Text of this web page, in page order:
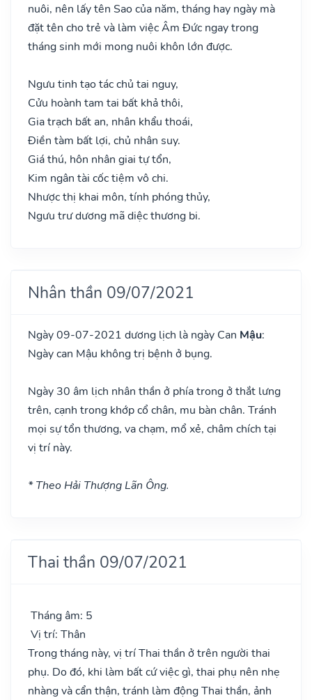
nuôi, nên lấy tên Sao của năm, tháng hay ngày mà
đặt tên cho trẻ và làm việc Âm Đức ngay trong
tháng sinh mới mong nuôi khôn lớn được.
Ngưu tinh tạo tác chủ tai nguy,
Cửu hoành tam tai bất khả thôi,
Gia trạch bất an, nhân khẩu thoái,
Điền tàm bất lợi, chủ nhân suy.
Giá thú, hôn nhân giai tự tổn,
Kim ngân tài cốc tiệm vô chi.
Nhược thị khai môn, tính phóng thủy,
Ngưu trư dương mã diệc thương bi.
Nhân thần 09/07/2021
Ngày 09-07-2021 dương lịch là ngày Can Mậu:
Ngày can Mậu không trị bệnh ở bụng.
Ngày 30 âm lịch nhân thần ở phía trong ở thắt lưng
trên, cạnh trong khớp cổ chân, mu bàn chân. Tránh
mọi sự tổn thương, va chạm, mổ xẻ, châm chích tại
vị trí này.
* Theo Hải Thượng Lãn Ông.
Thai thần 09/07/2021
Tháng âm: 5
Vị trí: Thân
Trong tháng này, vị trí Thai thần ở trên người thai
phụ. Do đó, khi làm bất cứ việc gì, thai phụ nên nhẹ
nhàng và cẩn thận, tránh làm động Thai thần, ảnh